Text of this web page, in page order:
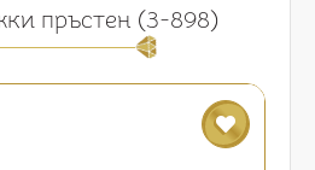
пръстен (3-898)